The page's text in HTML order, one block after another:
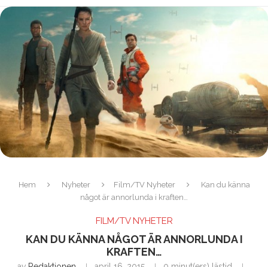
Hem Nyheter Film/TV Nyheter
Kan du känna
något är annorlunda i kraften…
FILM/TV NYHETER
KAN DU KÄNNA NÅGOT ÄR ANNORLUNDA I
KRAFTEN…